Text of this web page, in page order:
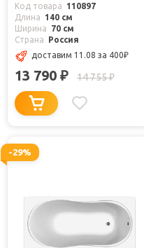
Код товара
110897
Длина
140 см
Ширина
70 см
Страна
Россия
доставим 11.08 за 400₽
13 790 ₽ 14 755₽
-29%